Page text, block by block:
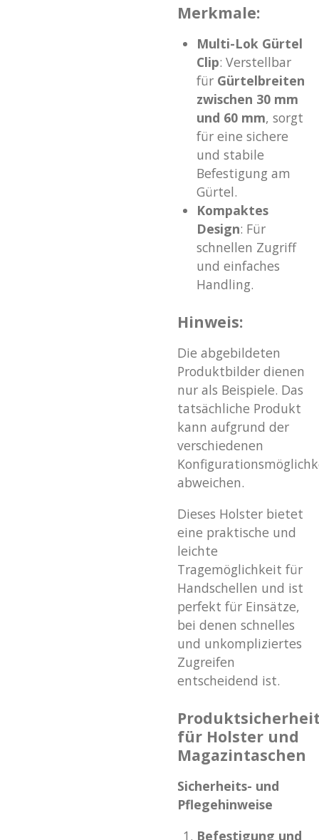
Merkmale:
Multi-Lok Gürtel
Clip: Verstellbar
für Gürtelbreiten
zwischen 30 mm
und 60 mm, sorgt
für eine sichere
und stabile
Befestigung am
Gürtel.
Kompaktes
Design: Für
schnellen Zugriff
und einfaches
Handling.
Hinweis:
Die abgebildeten
Produktbilder dienen
nur als Beispiele. Das
tatsächliche Produkt
kann aufgrund der
verschiedenen
abweichen.
Dieses Holster bietet
eine praktische und
leichte
Tragemöglichkeit für
Handschellen und ist
perfekt für Einsätze,
bei denen schnelles
und unkompliziertes
Zugreifen
entscheidend ist.
für Holster und
Magazintaschen
Sicherheits- und
Pflegehinweise
Befestigung und